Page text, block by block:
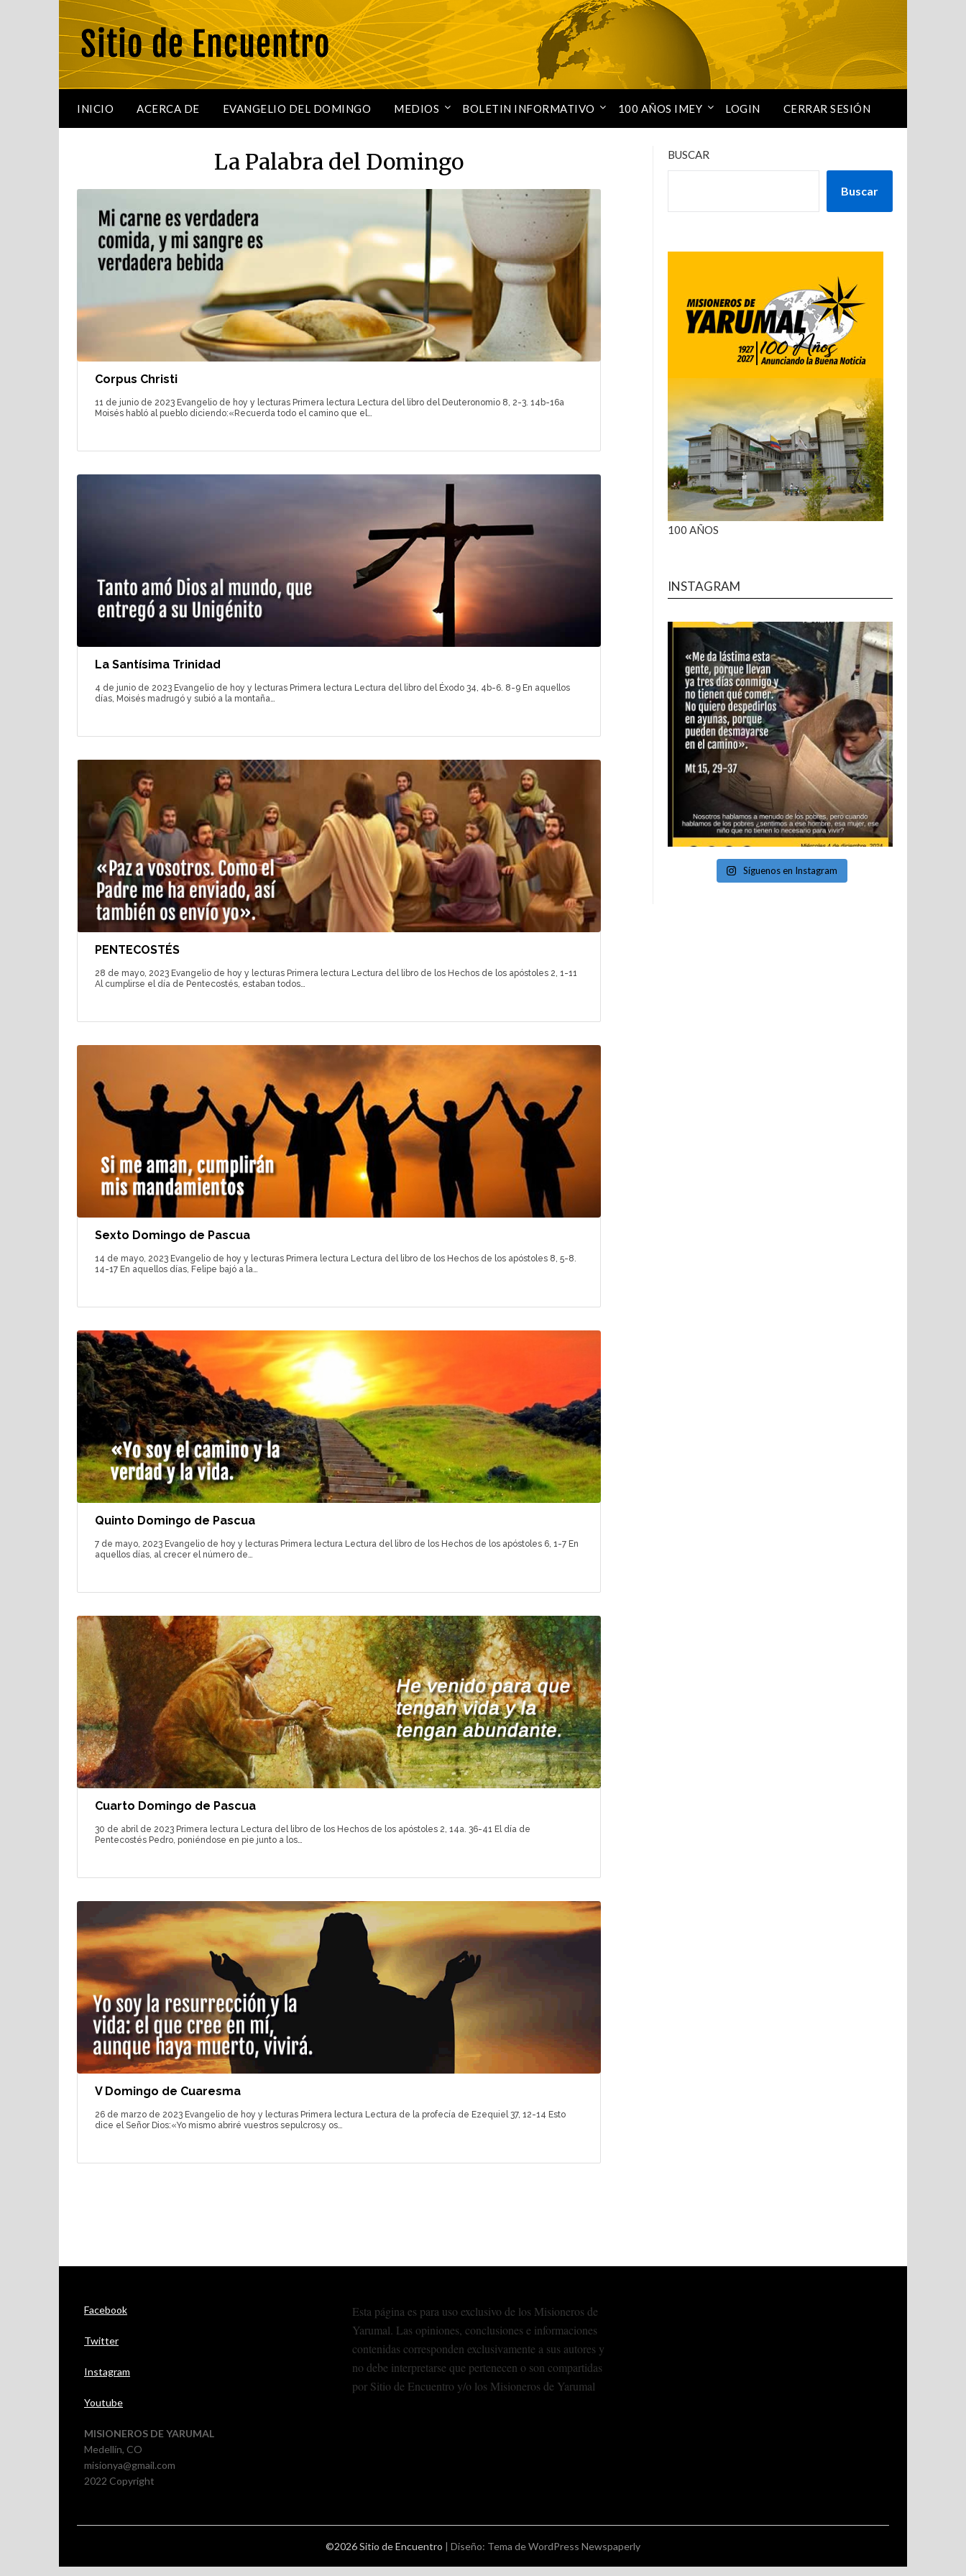
INICIO ACERCA DE EVANGELIO DEL DOMINGO MEDIOS BOLETIN INFORMATIVO 100 AÑOS IMEY LOGIN CERRAR SESIÓN
La Palabra del Domingo
Corpus Christi
11 de junio de 2023 Evangelio de hoy y lecturas Primera lectura Lectura del libro del Deuteronomio 8, 2-3. 14b-16a
Moisés habló al pueblo diciendo:«Recuerda todo el camino que el…
La Santísima Trinidad
4 de junio de 2023 Evangelio de hoy y lecturas Primera lectura Lectura del libro del Éxodo 34, 4b-6. 8-9 En aquellos
días, Moisés madrugó y subió a la montaña…
PENTECOSTÉS
28 de mayo, 2023 Evangelio de hoy y lecturas Primera lectura Lectura del libro de los Hechos de los apóstoles 2, 1-11
Al cumplirse el día de Pentecostés, estaban todos…
Sexto Domingo de Pascua
14 de mayo, 2023 Evangelio de hoy y lecturas Primera lectura Lectura del libro de los Hechos de los apóstoles 8, 5-8.
14-17 En aquellos días, Felipe bajó a la…
Quinto Domingo de Pascua
7 de mayo, 2023 Evangelio de hoy y lecturas Primera lectura Lectura del libro de los Hechos de los apóstoles 6, 1-7 En
aquellos días, al crecer el número de…
Cuarto Domingo de Pascua
30 de abril de 2023 Primera lectura Lectura del libro de los Hechos de los apóstoles 2, 14a. 36-41 El día de
Pentecostés Pedro, poniéndose en pie junto a los…
V Domingo de Cuaresma
26 de marzo de 2023 Evangelio de hoy y lecturas Primera lectura Lectura de la profecía de Ezequiel 37, 12-14 Esto
dice el Señor Dios:«Yo mismo abriré vuestros sepulcros,y os…
BUSCAR
Buscar
100 AÑOS
INSTAGRAM
Síguenos en Instagram
Facebook
Twitter
Instagram
Youtube
MISIONEROS DE YARUMAL
Medellín, CO
misionya@gmail.com
2022 Copyright
Esta página es para uso exclusivo de los Misioneros de
Yarumal. Las opiniones, conclusiones e informaciones
contenidas corresponden exclusivamente a sus autores y
no debe interpretarse que pertenecen o son compartidas
por Sitio de Encuentro y/o los Misioneros de Yarumal
©2026 Sitio de Encuentro | Diseño: Tema de WordPress Newspaperly